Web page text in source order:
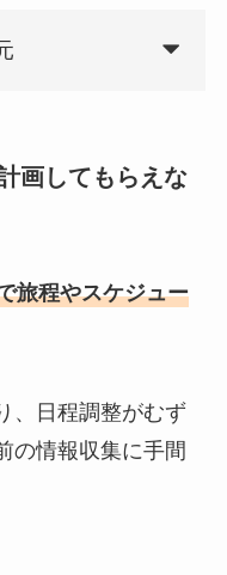
画してもらえな
旅程やスケジュー
、日程調整がむず
の情報収集に手間